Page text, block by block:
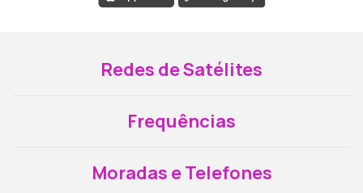
Redes de Satélites
Frequências
Moradas e Telefones